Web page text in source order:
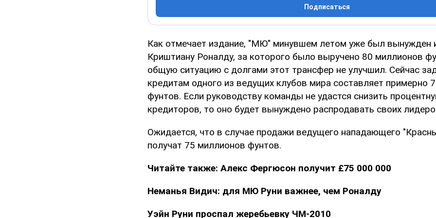
Подписаться
Как отмечает издание, "МЮ" минувшем летом уже был вынужден
Криштиану Роналду, за которого было выручено 80 миллионов
общую ситуацию с долгами этот трансфер не улучшил. Сейчас
кредитам одного из ведущих клубов мира составляет примерно
фунтов. Если руководству команды не удастся снизить
кредиторов, то оно будет вынуждено распродавать своих
Ожидается, что в случае продажи ведущего нападающего
получат 75 миллионов фунтов.
Читайте также: Алекс Фергюсон получит £75 000 000
Неманья Видич: для МЮ Руни важнее, чем Роналду
Уэйн Руни проспал жеребьевку ЧМ-2010